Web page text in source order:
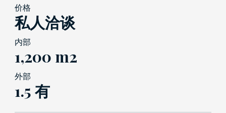
价格
私人洽谈
内部
1,200 m2
外部
1.5 有